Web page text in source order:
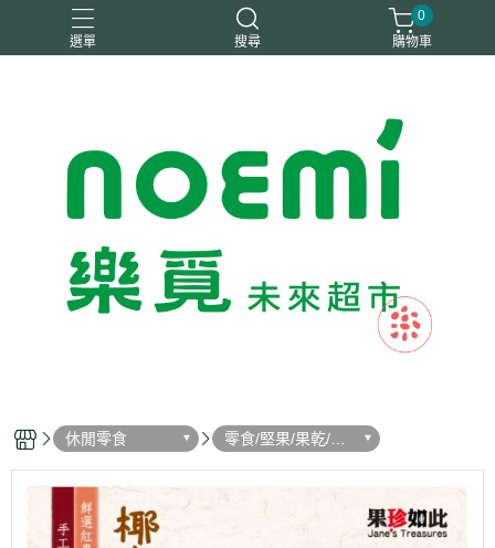
選單 搜尋
0
購物車
休閒零食
零食/堅果/果乾/蜜
餞/海苔